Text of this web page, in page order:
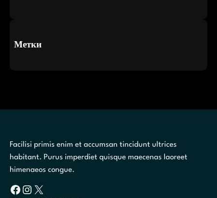
Метки
Facilisi primis enim et accumsan tincidunt ultrices
habitant. Purus imperdiet quisque maecenas laoreet
himenaeos congue.
Facebook Instagram X